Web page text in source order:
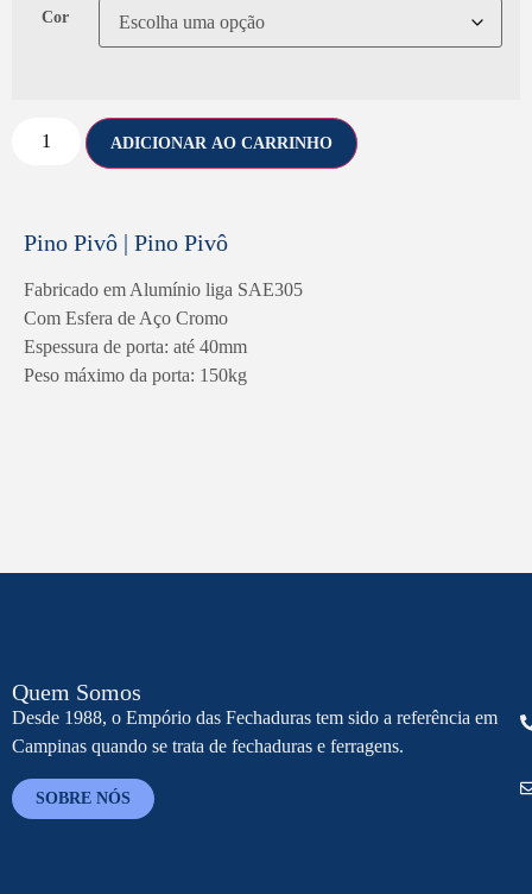
Cor
ADICIONAR AO CARRINHO
Pino Pivô | Pino Pivô
Fabricado em Alumínio liga SAE305
Com Esfera de Aço Cromo
Espessura de porta: até 40mm
Peso máximo da porta: 150kg
Quem Somos
Desde 1988, o Empório das Fechaduras tem sido a referência em
Campinas quando se trata de fechaduras e ferragens.
SOBRE NÓS